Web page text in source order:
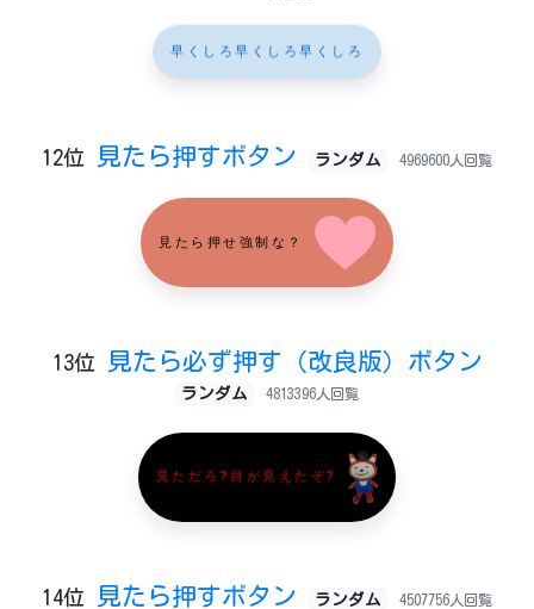
早くしろ早くしろ早くしろ
12位 見たら押すボタン ランダム 4969600人回覧
見たら押せ強制な？
13位 見たら必ず押す（改良版）ボタン
ランダム 4813396人回覧
見ただろ?目が見えたぞ?
14位 見たら押すボタン ランダム 4507756人回覧